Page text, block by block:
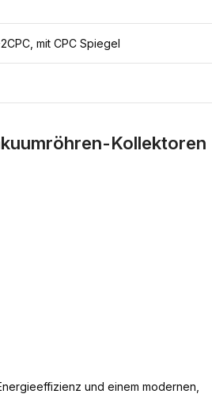
mit CPC Spiegel
Kollektoren
und einem modernen,